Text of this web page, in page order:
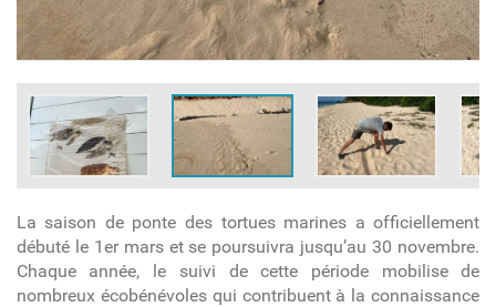
La saison de ponte des tortues marines a officiellement
débuté le 1er mars et se poursuivra jusqu’au 30 novembre.
Chaque année, le suivi de cette période mobilise de
nombreux écobénévoles qui contribuent à la connaissance